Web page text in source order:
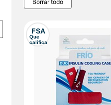
Borrar todo
FSA
Que
califica